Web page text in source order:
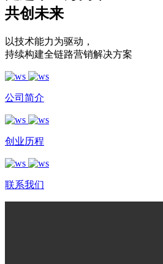
共创未来
以技术能力为驱动 ，
持续构建全链路营销解决方案
公司简介
创业历程
联系我们